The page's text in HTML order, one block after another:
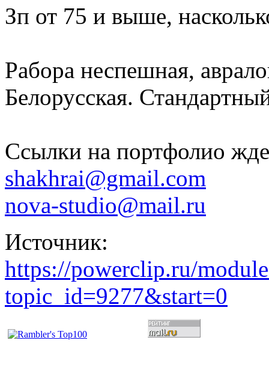
Зп от 75 и выше,
Рабора неспешная,
Белорусская.
Ссылки на портфолио
shakhrai@gmail.com
nova-studio@mail.ru
Источник:
https://powerclip.ru/
topic_id=9277&start=0